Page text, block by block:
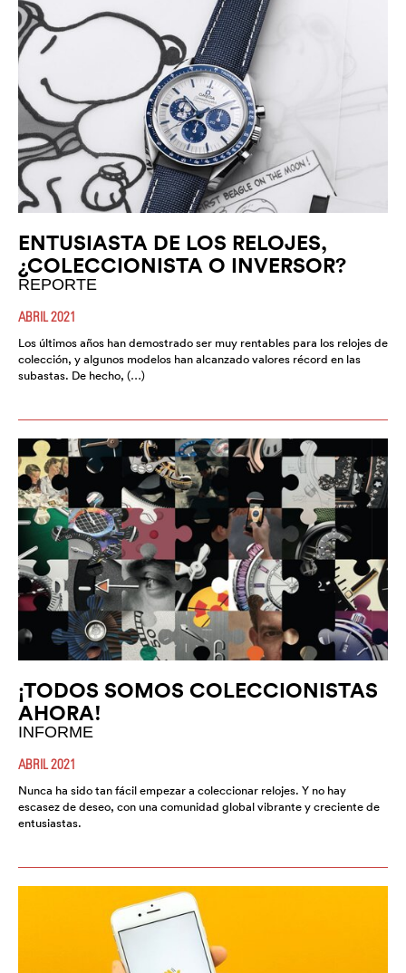
ENTUSIASTA DE LOS RELOJES,
¿COLECCIONISTA O INVERSOR?
REPORTE
ABRIL 2021
Los últimos años han demostrado ser muy rentables para los relojes de
colección, y algunos modelos han alcanzado valores récord en las
subastas. De hecho, (…)
¡TODOS SOMOS COLECCIONISTAS
AHORA!
INFORME
ABRIL 2021
Nunca ha sido tan fácil empezar a coleccionar relojes. Y no hay
escasez de deseo, con una comunidad global vibrante y creciente de
entusiastas.